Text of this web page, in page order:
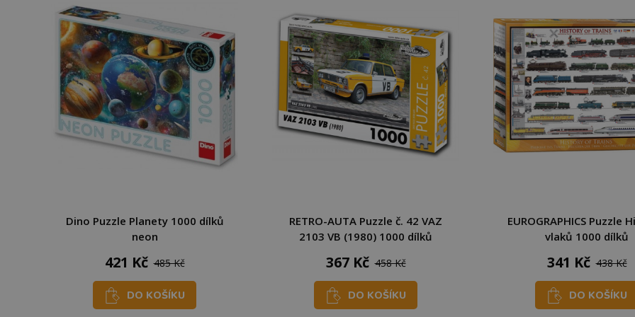
Dino Puzzle Planety 1000 dílků
neon
421 Kč 485 Kč
DO KOŠÍKU
RETRO-AUTA Puzzle č. 42 VAZ
2103 VB (1980) 1000 dílků
367 Kč 458 Kč
DO KOŠÍKU
EUROGRAPHICS Puzzle
vlaků 1000 dílků
341 Kč 438 Kč
DO KOŠÍKU